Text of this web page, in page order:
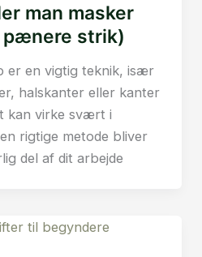
man masker
pænere strik)
er en vigtig teknik, især
halskanter eller kanter
kan virke svært i
rigtige metode bliver
del af dit arbejde